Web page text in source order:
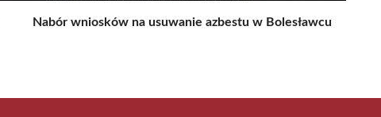
Nabór wniosków na usuwanie azbestu w Bolesławcu